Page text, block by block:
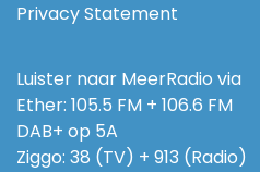
Privacy Statement
Luister naar MeerRadio via
Ether: 105.5 FM + 106.6 FM
DAB+ op 5A
Ziggo: 38 (TV) + 913 (Radio)